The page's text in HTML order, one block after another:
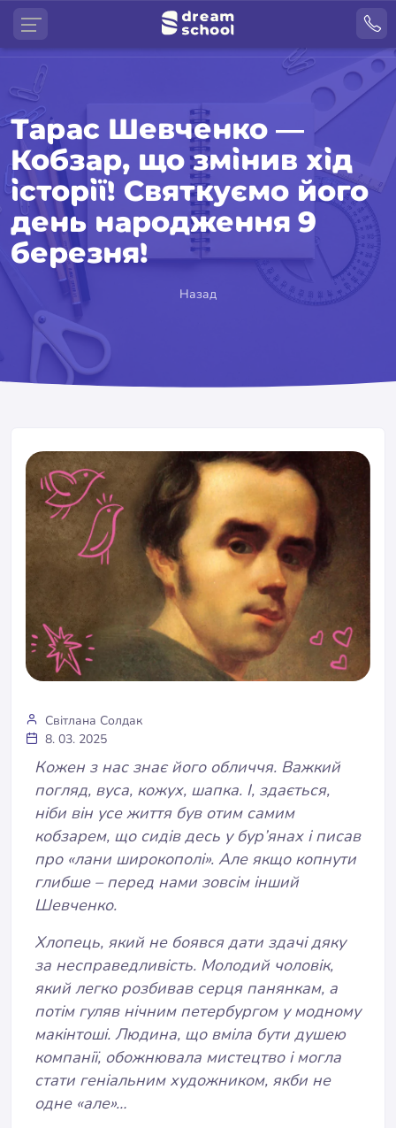
Тарас Шевченко —
Кобзар, що змінив хід
історії! Святкуємо його
день народження 9
березня!
Світлана Солдак
8. 03. 2025
Кожен з нас знає його обличчя. Важкий
погляд, вуса, кожух, шапка. І, здається,
ніби він усе життя був отим самим
кобзарем, що сидів десь у бур’янах і писав
про «лани широкополі». Але якщо копнути
глибше – перед нами зовсім інший
Шевченко.
Хлопець, який не боявся дати здачі дяку
за несправедливість. Молодий чоловік,
який легко розбивав серця панянкам, а
потім гуляв нічним петербургом у модному
макінтоші. Людина, що вміла бути душею
компанії, обожнювала мистецтво і могла
стати геніальним художником, якби не
одне «але»…